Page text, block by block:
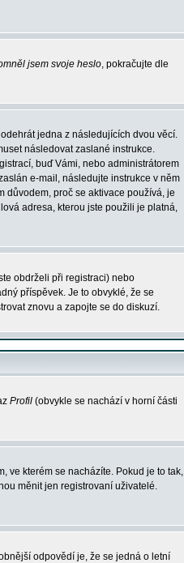
jsem svoje heslo, pokračujte dle
jedna z následujících dvou věcí.
následovat zaslané instrukce.
buď Vámi, nebo administrátorem
e-mail, následujte instrukce v něm
důvodem, proč se aktivace používá, je
adresa, kterou jste použili je platná,
obdrželi při registraci) nebo
příspěvek. Je to obvyklé, že se
znovu a zapojte se do diskuzí.
Profil (obvykle se nachází v horní části
ve kterém se nacházíte. Pokud je to tak,
měnit jen registrovaní uživatelé.
odpovědí je, že se jedná o letní